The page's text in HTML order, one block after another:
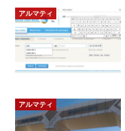
アルマティ
アルマティ